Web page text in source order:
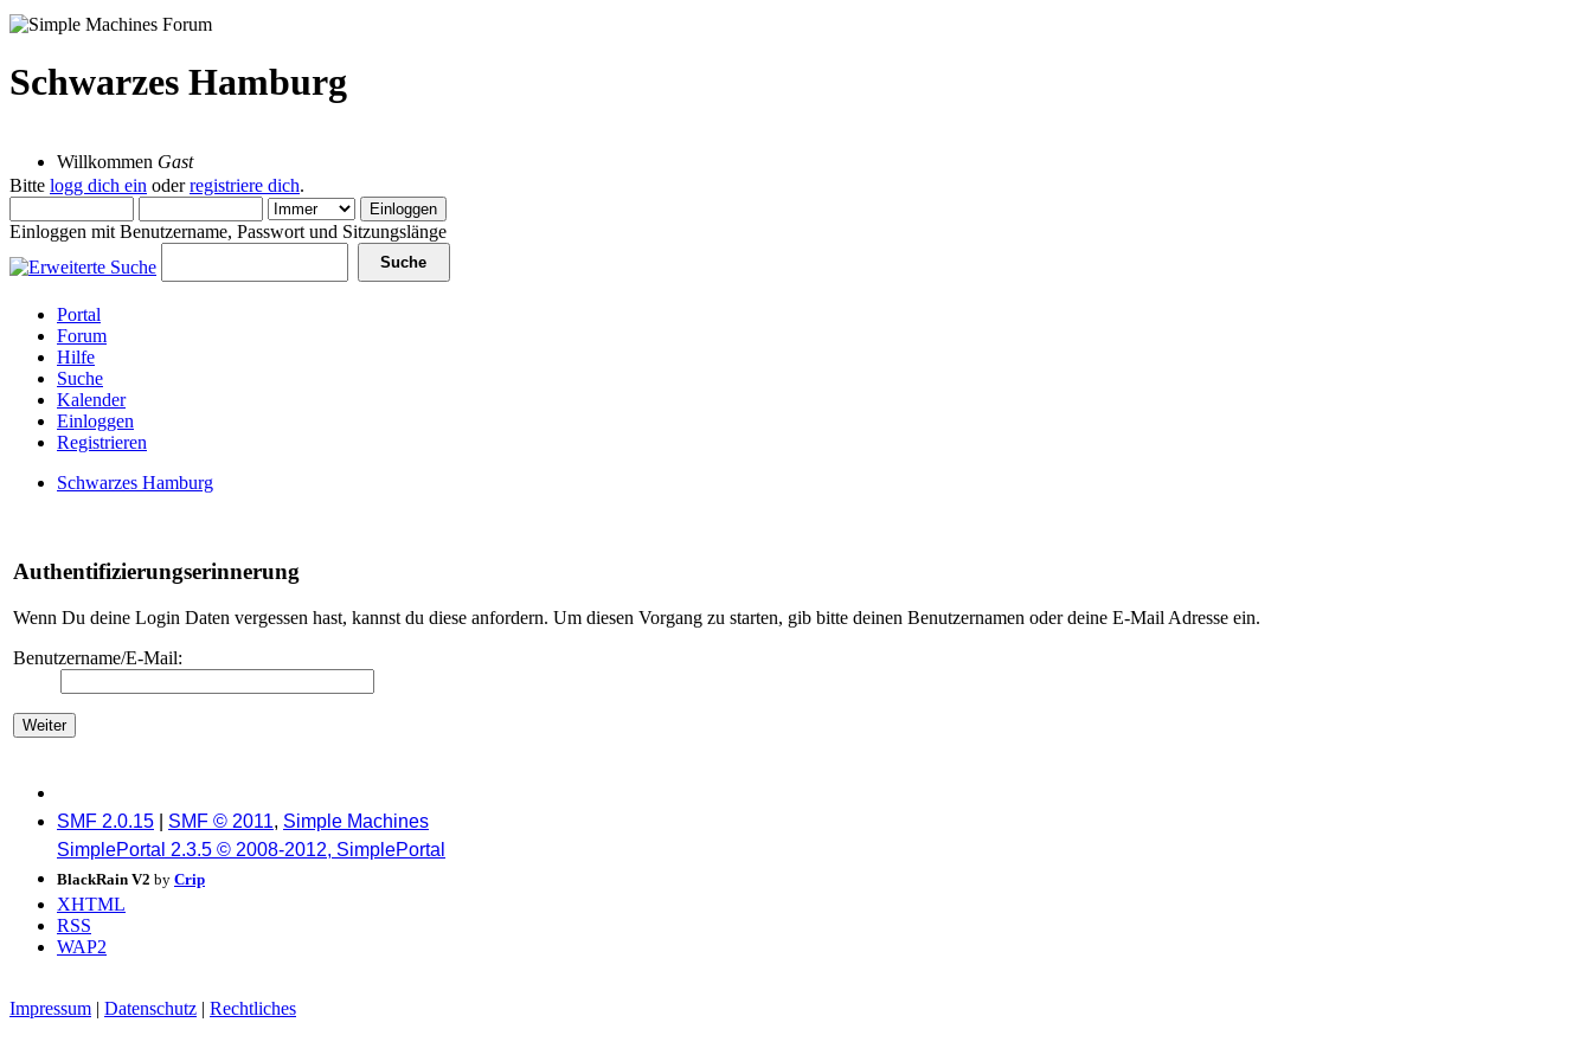
Schwarzes Hamburg
Willkommen Gast
Bitte logg dich ein oderregistriere dich.
Einloggen mit Benutzername, Passwort und Sitzungslänge
Portal
Forum
Hilfe
Suche
Kalender
Einloggen
Registrieren
Schwarzes Hamburg
Authentifizierungserinnerung
Wenn Du deine Login Daten vergessen hast, kannst du diese anfordern. Um diesen Vorgang zu starten, gib bitte deinen Benutzernamen oder deine E-Mail Adresse ein.
Benutzername/E-Mail:
SMF 2.0.15 SMF © 2011, Simple Machines
SimplePortal 2.3.5 © 2008-2012, SimplePortal
BlackRain V2 by Crip
XHTML
RSS
WAP2
Impressum | Datenschutz | Rechtliches